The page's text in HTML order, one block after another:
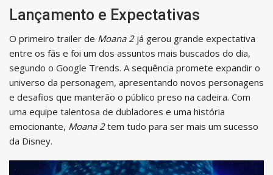
Lançamento e Expectativas
O primeiro trailer de Moana 2já gerou grande expectativa
entre os fãs e foi um dos assuntos mais buscados do dia,
segundo o Google Trends. A sequência promete expandir o
universo da personagem, apresentando novos personagens
e desafios que manterão o público preso na cadeira. Com
uma equipe talentosa de dubladores e uma história
emocionante, Moana 2tem tudo para ser mais um sucesso
da Disney.